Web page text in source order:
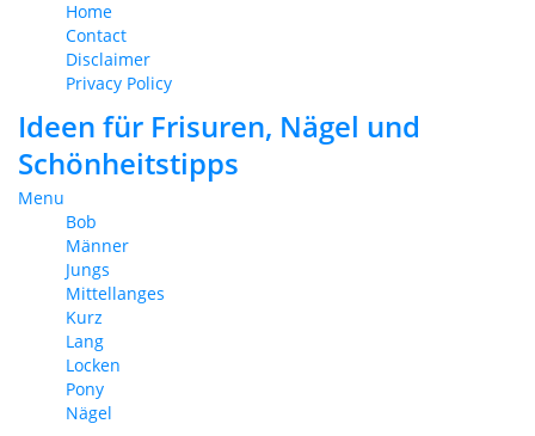
Home
Contact
Disclaimer
Privacy Policy
Ideen für Frisuren, Nägel und
Schönheitstipps
Menu
Bob
Männer
Jungs
Mittellanges
Kurz
Lang
Locken
Pony
Nägel